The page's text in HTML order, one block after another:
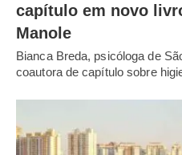
capítulo em novo
Manole
Bianca Breda, psicóloga de
coautora de capítulo sobre